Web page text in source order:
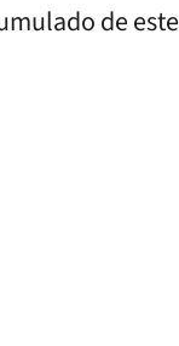
de este